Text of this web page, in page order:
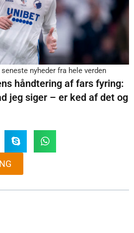
nyheder fra hele verden
håndtering af fars fyring:
jeg siger – er ked af det og